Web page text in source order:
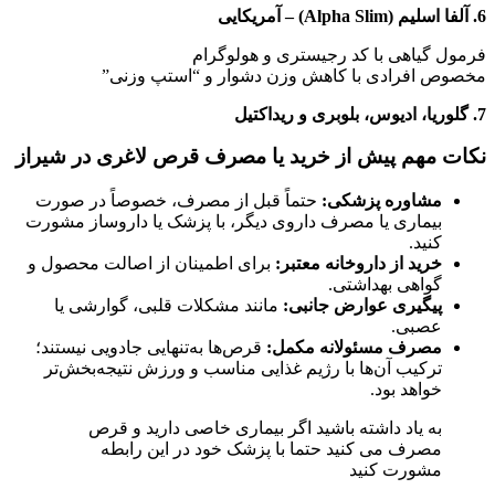
6. آلفا اسلیم (Alpha Slim) – آمریکایی
فرمول گیاهی با کد رجیستری و هولوگرام
مخصوص افرادی با کاهش وزن دشوار و “استپ وزنی”
7. گلوریا، ادیوس، بلوبری و ریداکتیل
نکات مهم پیش از خرید یا مصرف قرص لاغری در شیراز
مشاوره پزشکی: حتماً قبل از مصرف، خصوصاً در صورت
بیماری یا مصرف داروی دیگر، با پزشک یا داروساز مشورت
کنید.
خرید از داروخانه معتبر: برای اطمینان از اصالت محصول و
گواهی بهداشتی.
پیگیری عوارض جانبی: مانند مشکلات قلبی، گوارشی یا
عصبی.
مصرف مسئولانه مکمل: قرص‌ها به‌تنهایی جادویی نیستند؛
ترکیب آن‌ها با رژیم غذایی مناسب و ورزش نتیجه‌بخش‌تر
خواهد بود.
به یاد داشته باشید اگر بیماری خاصی دارید و قرص
مصرف می کنید حتما با پزشک خود در این رابطه
مشورت کنید